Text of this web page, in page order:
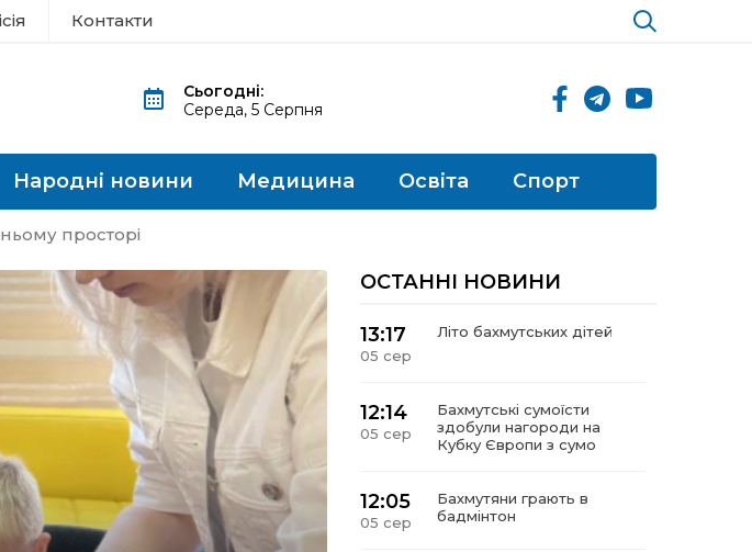
Контакти
Сьогодні:
Середа, 5 Серпня
Народні новини Медицина Освіта Спорт
просторі
ОСТАННІ НОВИНИ
13:17
05 сер
Літо бахмутських дітей
12:14
05 сер
Бахмутські сумоїсти
здобули нагороди на
Кубку Європи з сумо
12:05
05 сер
Бахмутяни грають в
бадмінтон